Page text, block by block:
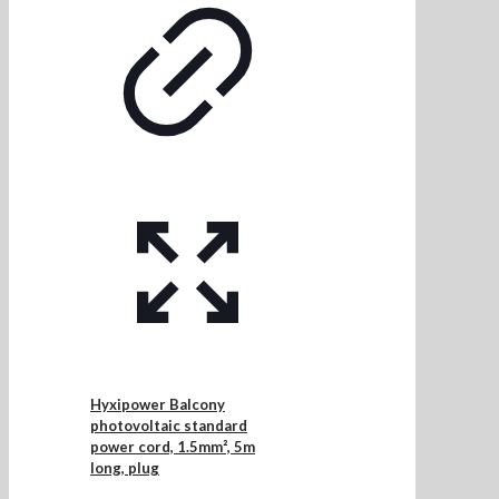
Hyxipower Balcony
photovoltaic standard
power cord, 1.5mm², 5m
long, plug